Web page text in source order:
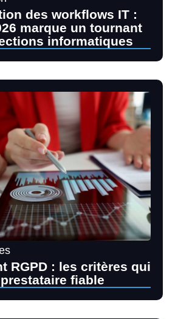
des workflows IT :
marque un tournant
informatiques
RGPD : les critères qui
fiable